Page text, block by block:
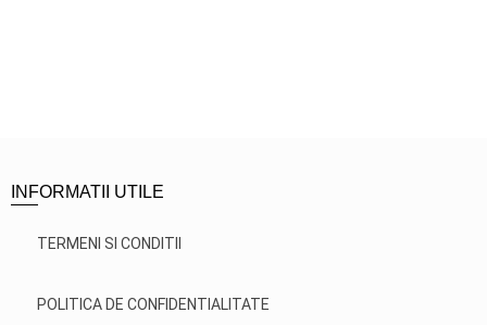
INFORMATII UTILE
TERMENI SI CONDITII
POLITICA DE CONFIDENTIALITATE